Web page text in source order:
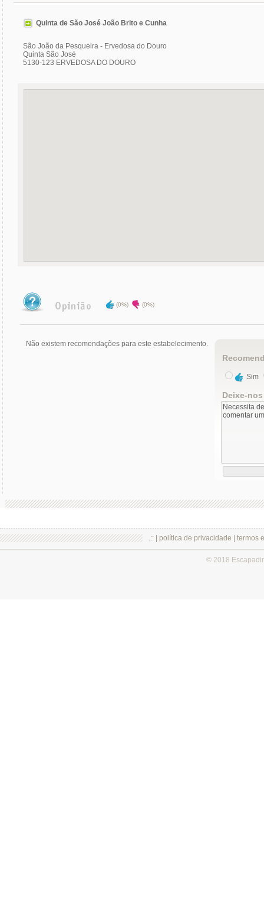
Quinta de São José João Brito e Cunha
São João da Pesqueira - Ervedosa do Douro
Quinta São José
5130-123 ERVEDOSA DO DOURO
(0%) (0%)
Não existem recomendações para este estabelecimento.
Sim
Deixe-
.:: | política de privacidade termos
© 2018